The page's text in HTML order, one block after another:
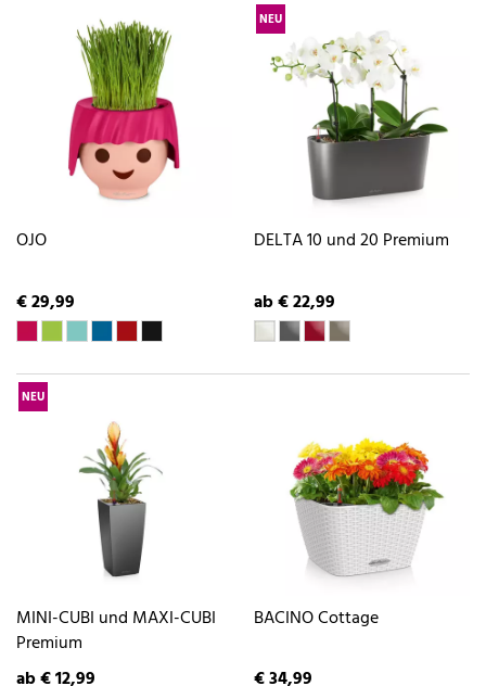
OJO
€ 29,99
NEU
DELTA 10 und 20 Premium
ab € 22,99
NEU
MINI-CUBI und MAXI-CUBI
Premium
ab € 12,99
BACINO Cottage
€ 34,99